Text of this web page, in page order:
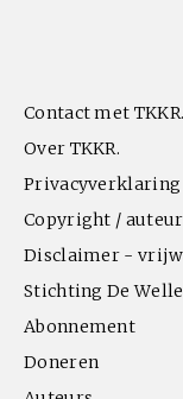
Contact met TKKR.
Over TKKR.
Privacyverklaring
Copyright /
Disclaimer -
Stichting De Welle
Abonnement
Doneren